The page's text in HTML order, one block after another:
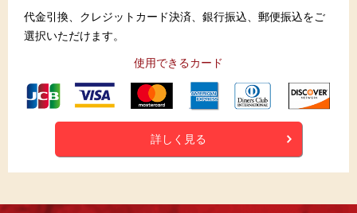
代金引換、クレジットカード決済、銀行振込、郵便振込をご
選択いただけます。
使用できるカード
詳しく見る